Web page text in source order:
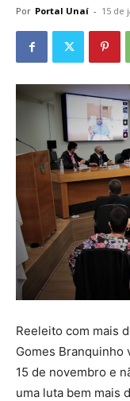
Por Portal Unaí - 15 de
Reeleito com mais
Gomes Branquinho
15 de novembro e
uma luta bem mais